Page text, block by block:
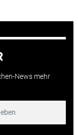
News mehr